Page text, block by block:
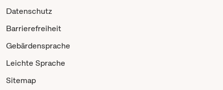
Datenschutz
Barrierefreiheit
Gebärdensprache
Leichte Sprache
Sitemap